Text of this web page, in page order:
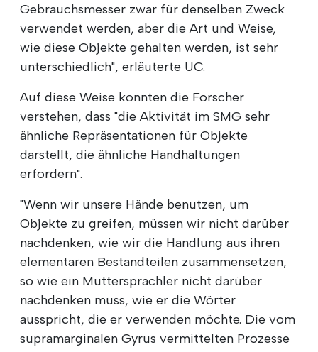
Gebrauchsmesser zwar für denselben Zweck
verwendet werden, aber die Art und Weise,
wie diese Objekte gehalten werden, ist sehr
unterschiedlich", erläuterte UC.
Auf diese Weise konnten die Forscher
verstehen, dass "die Aktivität im SMG sehr
ähnliche Repräsentationen für Objekte
darstellt, die ähnliche Handhaltungen
erfordern".
"Wenn wir unsere Hände benutzen, um
Objekte zu greifen, müssen wir nicht darüber
nachdenken, wie wir die Handlung aus ihren
elementaren Bestandteilen zusammensetzen,
so wie ein Muttersprachler nicht darüber
nachdenken muss, wie er die Wörter
ausspricht, die er verwenden möchte. Die vom
supramarginalen Gyrus vermittelten Prozesse